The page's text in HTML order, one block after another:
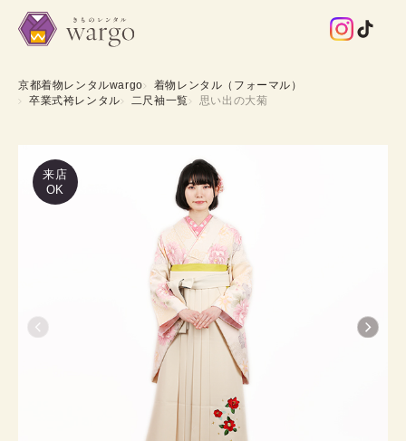
京都着物レンタルwargo
着物レンタル（フォーマル）
卒業式袴レンタル
二尺袖一覧 思い出の大菊
来店
OK